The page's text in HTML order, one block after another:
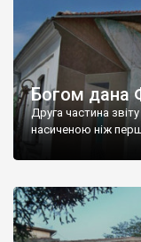
Богом дана
Друга частина
насиченою ніж